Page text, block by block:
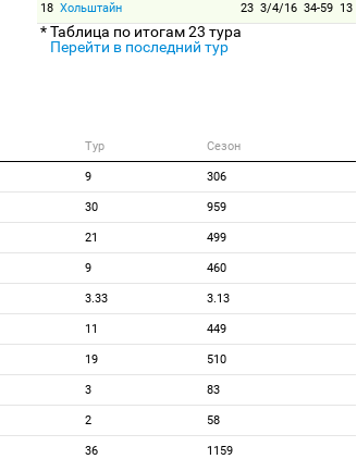
18 Хольштайн 23 3/4/16 34-59 13
* Таблица по итогам 23 тура
Перейти в последний тур
Тур Сезон
9 306
30 959
21 499
9 460
3.33 3.13
11 449
19 510
3 83
2 58
36 1159